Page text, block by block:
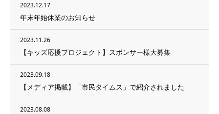
2023.12.17
年末年始休業のお知らせ
2023.11.26
【キッズ応援プロジェクト】スポンサー様大募集
2023.09.18
【メディア掲載】「市民タイムス」で紹介されました
2023.08.08